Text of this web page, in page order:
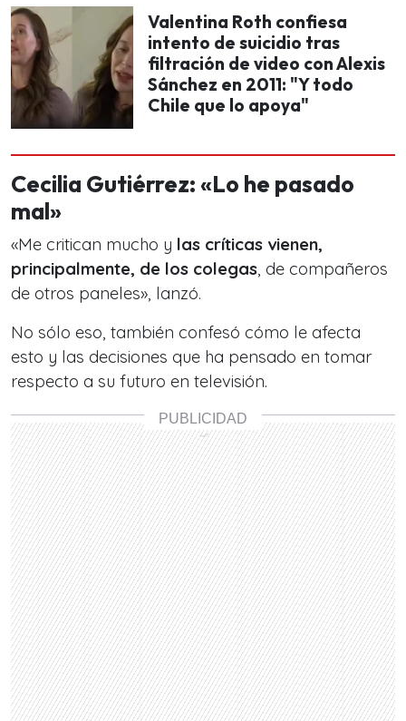
Valentina Roth confiesa
intento de suicidio tras
filtración de video con Alexis
Sánchez en 2011: "Y todo
Chile que lo apoya"
Cecilia Gutiérrez: «Lo he pasado
mal»
«Me critican mucho y las críticas vienen,
principalmente, de los colegas, de compañeros
de otros paneles», lanzó.
No sólo eso, también confesó cómo le afecta
esto y las decisiones que ha pensado en tomar
respecto a su futuro en televisión.